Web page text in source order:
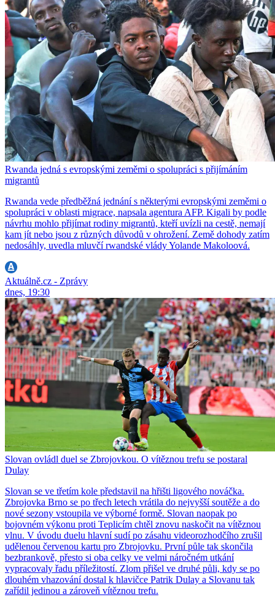
Rwanda jedná s evropskými zeměmi o spolupráci s přijímáním
migrantů
Rwanda vede předběžná jednání s některými evropskými zeměmi o
spolupráci v oblasti migrace, napsala agentura AFP. Kigali by podle
návrhu mohlo přijímat rodiny migrantů, kteří uvízli na cestě, nemají
kam jít nebo jsou z různých důvodů v ohrožení. Země dohody zatím
nedosáhly, uvedla mluvčí rwandské vlády Yolande Makoloová.
Aktuálně.cz - Zprávy
dnes, 19:30
Slovan ovládl duel se Zbrojovkou. O vítěznou trefu se postaral
Dulay
Slovan se ve třetím kole představil na hřišti ligového nováčka.
Zbrojovka Brno se po třech letech vrátila do nejvyšší soutěže a do
nové sezony vstoupila ve výborné formě. Slovan naopak po
bojovném výkonu proti Teplicím chtěl znovu naskočit na vítěznou
vlnu. V úvodu duelu hlavní sudí po zásahu videorozhodčího zrušil
udělenou červenou kartu pro Zbrojovku. První půle tak skončila
bezbrankově, přesto si oba celky ve velmi náročném utkání
vypracovaly řadu příležitostí. Zlom přišel ve druhé půli, kdy se po
dlouhém vhazování dostal k hlavičce Patrik Dulay a Slovanu tak
zařídil jedinou a zároveň vítěznou trefu.